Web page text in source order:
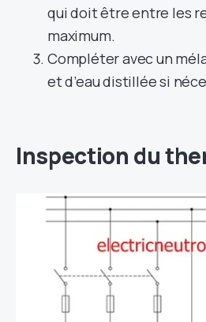
qui doit être entre les
maximum.
Compléter avec un
et d’eau distillée si
Inspection du